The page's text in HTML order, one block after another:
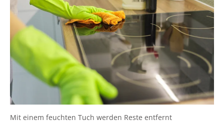
Mit einem feuchten Tuch werden Reste entfernt